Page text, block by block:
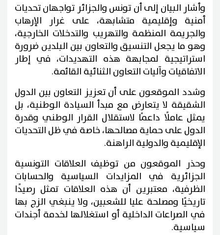
وأشار البيان إلى أن تونس والجزائر تواجهان تحديات
أمنية وإقليمية متشابهة، على غرار الإرهاب
والجريمة المنظمة والتهريب والتدخلات الخارجية،
وهو ما يجعل التنسيق والتعاون بين البلدين ضرورة
استراتيجية لمجابهة هذه التهديدات، في إطار
الاتفاقيات وآليات التعاون الثنائية القائمة.
وشدد الموقعون على أن تعزيز التعاون بين الدول
الشقيقة لا يتعارض مع مبدأ السيادة الوطنية، بل
يمثل عاملًا داعمًا لاستقلال القرار الوطني وقدرة
الدول على حماية مصالحها، خاصة في ظل التحديات
الإقليمية والدولية الراهنة.
وحذر الموقعون من توظيف العلاقات التونسية
الجزائرية في المزايدات السياسية والحسابات
الظرفية، معتبرين أن هذه العلاقات تمثل رصيدًا
تاريخيًا ومصلحة عليا للشعبين، ولا ينبغي الزج بها
في الصراعات الداخلية أو استغلالها لخدمة أجندات
سياسية.